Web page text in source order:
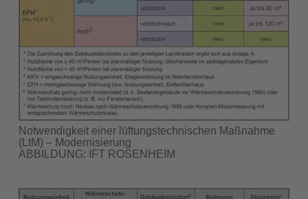
Notwendigkeit einer lüftungstechnischen Maßnahme
(LtM) – Modernisierung
ABBILDUNG: IFT ROSENHEIM